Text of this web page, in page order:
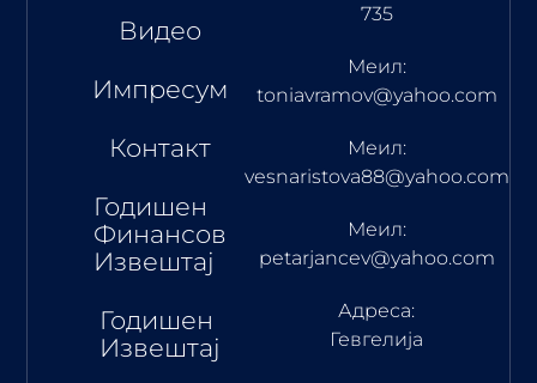
Видео
Импресум
Контакт
Годишен
Финансов
Извештај
Годишен
Извештај
735
Меил:
toniavramov@yahoo.com
Меил:
vesnaristova88@yahoo.com
Меил:
petarjancev@yahoo.com
Адреса:
Гевгелија